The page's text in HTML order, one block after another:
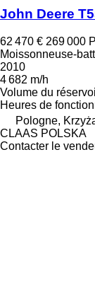
John Deere
62 470 € 269 000
Moissonneuse-
2010
4 682 m/h
Volume du
Heures de
Pologne,
CLAAS POLSKA
Contacter le